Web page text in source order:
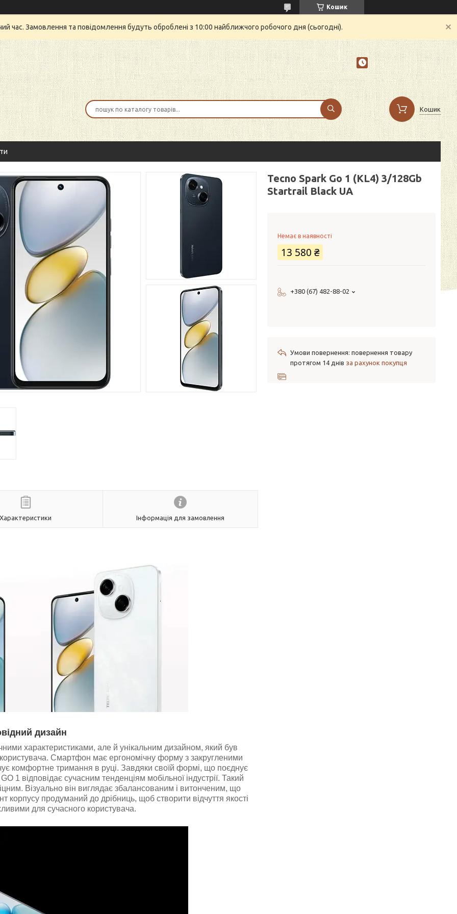
Кошик
час. Замовлення та повідомлення будуть оброблені з 10:00 найближчого робочого дня (сьогодні).
Кошик
Характеристики Інформація для замовлення
дизайн
характеристиками, але й унікальним дизайном, який був
Смартфон має ергономічну форму з закругленими
комфортне тримання в руці. Завдяки своїй формі, що поєднує
1 відповідає сучасним тенденціям мобільної індустрії. Такий
Візуально він виглядає збалансованим і витонченим, що
корпусу продуманий до дрібниць, щоб створити відчуття якості
для сучасного користувача.
Tecno Spark Go 1 (KL4) 3/128Gb
Startrail Black UA
Немає в наявності
13 580 ₴
+380 (67) 482-88-02
повернення товару
протягом 14 днів за рахунок покупця